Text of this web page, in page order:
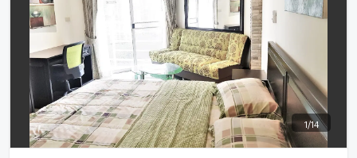
1 /14